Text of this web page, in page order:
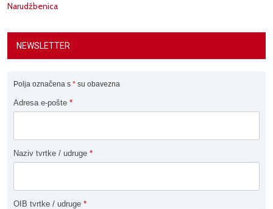
Narudžbenica
NEWSLETTER
Polja označena s * su obavezna
Adresa e-pošte *
Naziv tvrtke / udruge *
OIB tvrtke / udruge *